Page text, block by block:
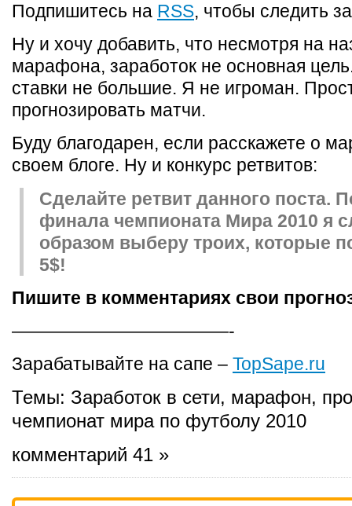
Подпишитесь на RSS, чтобы следить
Ну и хочу добавить, что несмотря на
марафона, заработок не основная
ставки не большие. Я не игроман.
прогнозировать матчи.
Буду благодарен, если расскажете о
своем блоге. Ну и конкурс ретвитов:
Сделайте ретвит данного поста.
финала чемпионата Мира 2010 я
образом выберу троих, которые
5$!
Пишите в комментариях свои
————————————-
Зарабатывайте на сапе – TopSape.ru
Темы: Заработок в сети, марафон,
чемпионат мира по футболу 2010
комментарий 41 »